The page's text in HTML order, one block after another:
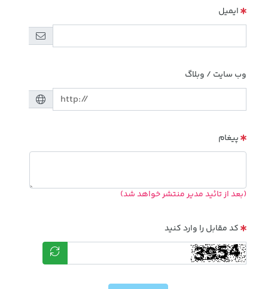
ایمیل
وب سایت / وبلاگ
پیغام
(بعد از تائید مدیر منتشر خواهد شد)
کد مقابل را وارد کنید